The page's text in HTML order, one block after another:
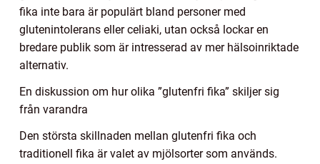
fika inte bara är populärt bland personer med
glutenintolerans eller celiaki, utan också lockar en
bredare publik som är intresserad av mer hälsoinriktade
alternativ.
En diskussion om hur olika ”glutenfri fika” skiljer sig
från varandra
Den största skillnaden mellan glutenfri fika och
traditionell fika är valet av mjölsorter som används.